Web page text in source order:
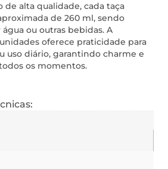
de alta qualidade, cada taça
de 260 ml, sendo
ou outras bebidas. A
oferece praticidade para
uso diário, garantindo charme e
os momentos.